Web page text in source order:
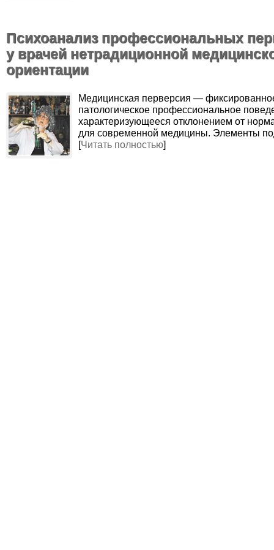
Психоанализ профессиональных
у врачей нетрадиционной
ориентации
Медицинская перверсия —
патологическое профессиональное
характеризующееся отклонением от
для современной медицины. Элементы
[Читать полностью]